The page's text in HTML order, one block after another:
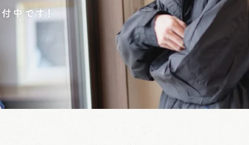
現場レポート
中です！